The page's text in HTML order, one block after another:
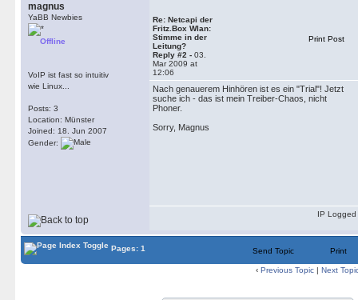
magnus
YaBB Newbies
Offline
VoIP ist fast so intuitiv
wie Linux...
Posts: 3
Location: Münster
Joined: 18. Jun 2007
Gender:
Re: Netcapi der
Fritz.Box Wlan:
Stimme in der
Leitung?
Reply #2 - 03.
Mar 2009 at
12:06
Print Post
Nach genauerem Hinhören ist es ein "Trial"! Jetzt
suche ich - das ist mein Treiber-Chaos, nicht
Phoner.
Sorry, Magnus
IP Logged
Pages: 1 Send Topic Print
‹ Previous Topic | Next